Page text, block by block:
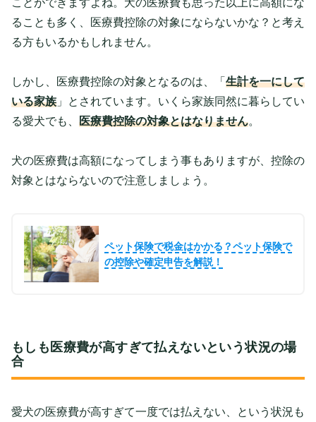
ることも多く、医療費控除の対象にならないかな？と考え
る方もいるかもしれません。
しかし、医療費控除の対象となるのは、「 生計を一にして
いる家族 」とされています。いくら家族同然に暮らしてい
る愛犬でも、 医療費控除の対象とはなりません。
犬の医療費は高額になってしまう事もありますが、控除の
対象とはならないので注意しましょう。
ペット保険で税金はかかる？ペット保険で
の控除や確定申告を解説！
もしも医療費が高すぎて払えないという状況の場
合
愛犬の医療費が高すぎて一度では払えない、という状況も